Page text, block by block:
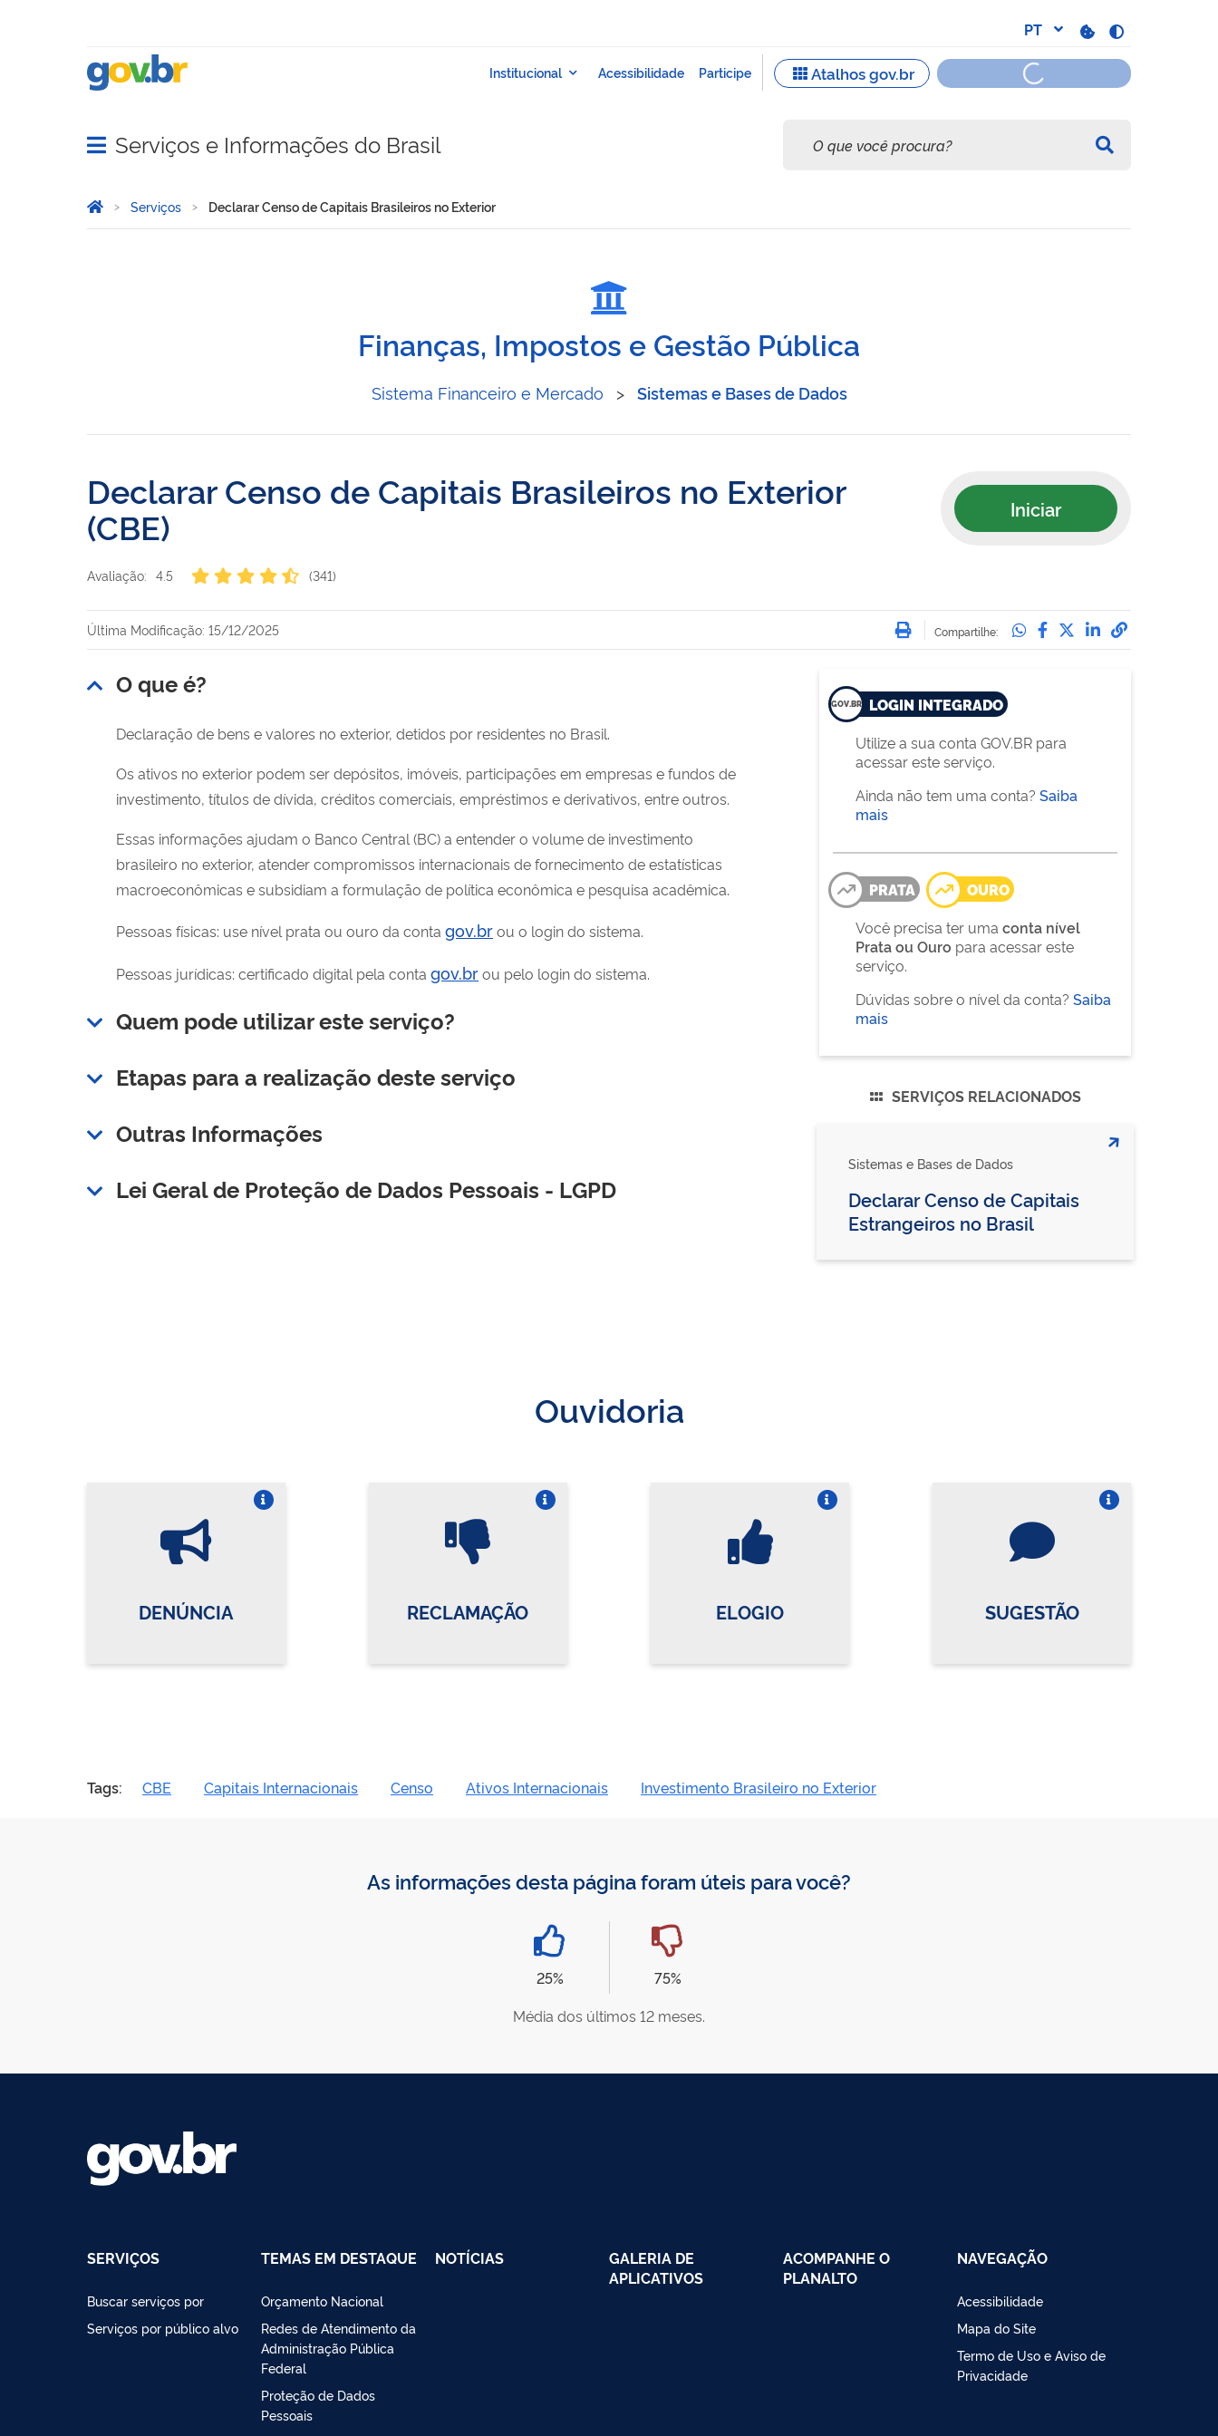
Abrir menu principal de navegação
Serviços e Informações do Brasil
Você está aqui:
Página Inicial
Serviços Declarar Censo de Capitais Brasileiros no Exterior
Finanças, Impostos e Gestão Pública
Sistema Financeiro e Mercado > Sistemas e Bases de Dados
Declarar Censo de Capitais Brasileiros no Exterior
(CBE)
Iniciar
Avaliação: 4.5 (341)
Imprimir
Compartilhe: Compartilhe no
Compartilhe no
Compartilhe no
Compartilhe
Última Modificação: 15/12/2025
O que é?
Declaração de bens e valores no exterior, detidos por residentes no Brasil.
Os ativos no exterior podem ser depósitos, imóveis, participações em empresas e fundos de
investimento, títulos de dívida, créditos comerciais, empréstimos e derivativos, entre outros.
Essas informações ajudam o Banco Central (BC) a entender o volume de investimento
brasileiro no exterior, atender compromissos internacionais de fornecimento de estatísticas
macroeconômicas e subsidiam a formulação de política econômica e pesquisa acadêmica.
Pessoas físicas: use nível prata ou ouro da conta gov.brou o login do sistema.
Pessoas jurídicas: certificado digital pela conta gov.brou pelo login do sistema.
Quem pode utilizar este serviço?
Etapas para a realização deste serviço
Outras Informações
Lei Geral de Proteção de Dados Pessoais - LGPD
LOGIN INTEGRADO
Utilize a sua conta GOV.BR para
acessar este serviço.
Ainda não tem uma conta? Saiba
mais
PRATA
OURO
Você precisa ter uma conta nível
Prata ou Ouro para acessar este
serviço.
Dúvidas sobre o nível da conta? Saiba
mais
SERVIÇOS RELACIONADOS
Sistemas e Bases de Dados
Declarar Censo de Capitais
Estrangeiros no Brasil
Ouvidoria
DENÚNCIA RECLAMAÇÃO ELOGIO SUGESTÃO
Tags: CBE Capitais Internacionais Censo Ativos Internacionais Investimento Brasileiro no Exterior
As informações desta página foram úteis para você?
25%
75%
Média dos últimos 12 meses.
SERVIÇOS
Buscar serviços por
Serviços por público alvo
TEMAS EM DESTAQUE
Orçamento Nacional
Redes de Atendimento da
Administração Pública
Federal
Proteção de Dados
Pessoais
NOTÍCIAS
GALERIA DE
APLICATIVOS
ACOMPANHE O
PLANALTO
NAVEGAÇÃO
Acessibilidade
Mapa do Site
Termo de Uso e Aviso de
Privacidade